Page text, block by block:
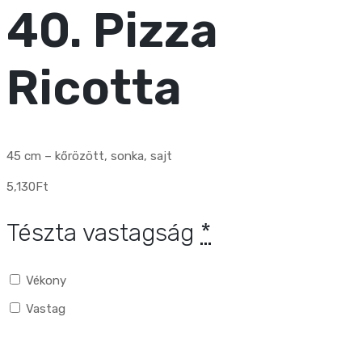
40. Pizza
Ricotta
45 cm – kőrözött, sonka, sajt
5,130Ft
Tészta vastagság *
Vékony
Vastag